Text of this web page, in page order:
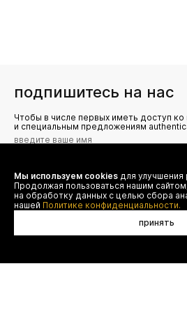
подпишитесь на нас
Чтобы в числе первых иметь доступ
и специальным предложениям
Я даю согласие на сбор,
персональных данных (имя, email,
рекламных и информационных
Юнайтед', а также ознакомлен(а) с
Политикой конфиденциальности
Мы используем cookies для
Продолжая пользоваться нашим
на обработку данных с целью сбора
нашей Политике конфиденциальности.
принять